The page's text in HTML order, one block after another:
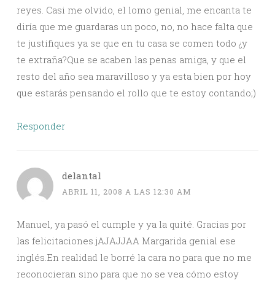
reyes. Casi me olvido, el lomo genial, me encanta te
diría que me guardaras un poco, no, no hace falta que
te justifiques ya se que en tu casa se comen todo ¿y
te extraña?Que se acaben las penas amiga, y que el
resto del año sea maravilloso y ya esta bien por hoy
que estarás pensando el rollo que te estoy contando;)
Responder
delantal
ABRIL 11, 2008 A LAS 12:30 AM
Manuel, ya pasó el cumple y ya la quité. Gracias por
las felicitaciones.jAJAJJAA Margarida genial ese
inglés.En realidad le borré la cara no para que no me
reconocieran sino para que no se vea cómo estoy